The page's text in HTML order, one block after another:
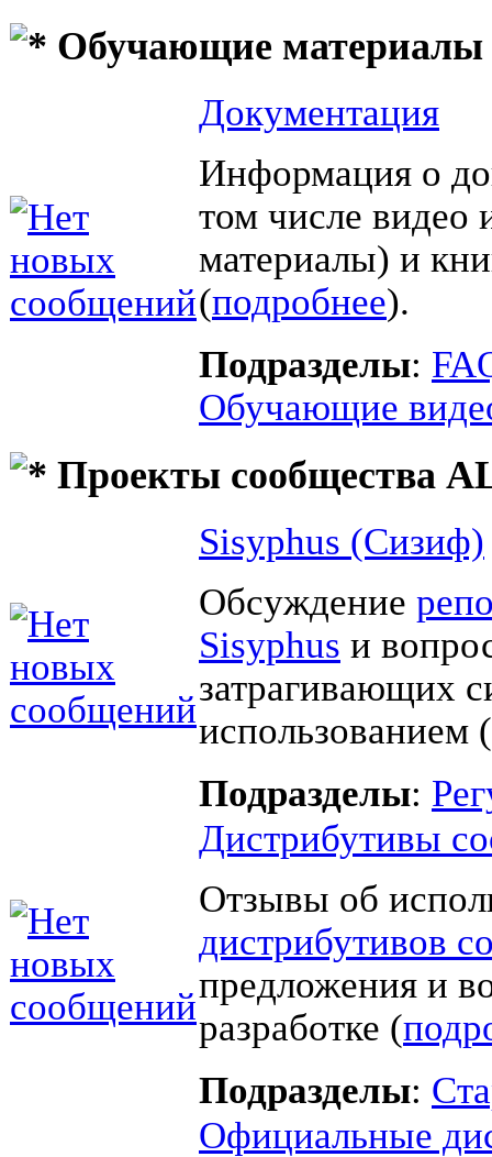
Обучающие материалы
Документация
Информация о
том числе видео
материалы) и
(подробнее).
Подразделы:
Обучающие
Проекты сообщества
Sisyphus (Сизиф)
Обсуждение
Sisyphus и
затрагивающих
использованием (
Подразделы:
Дистрибутивы
Отзывы об
дистрибутивов
предложения и
разработке (
Подразделы:
Официальные